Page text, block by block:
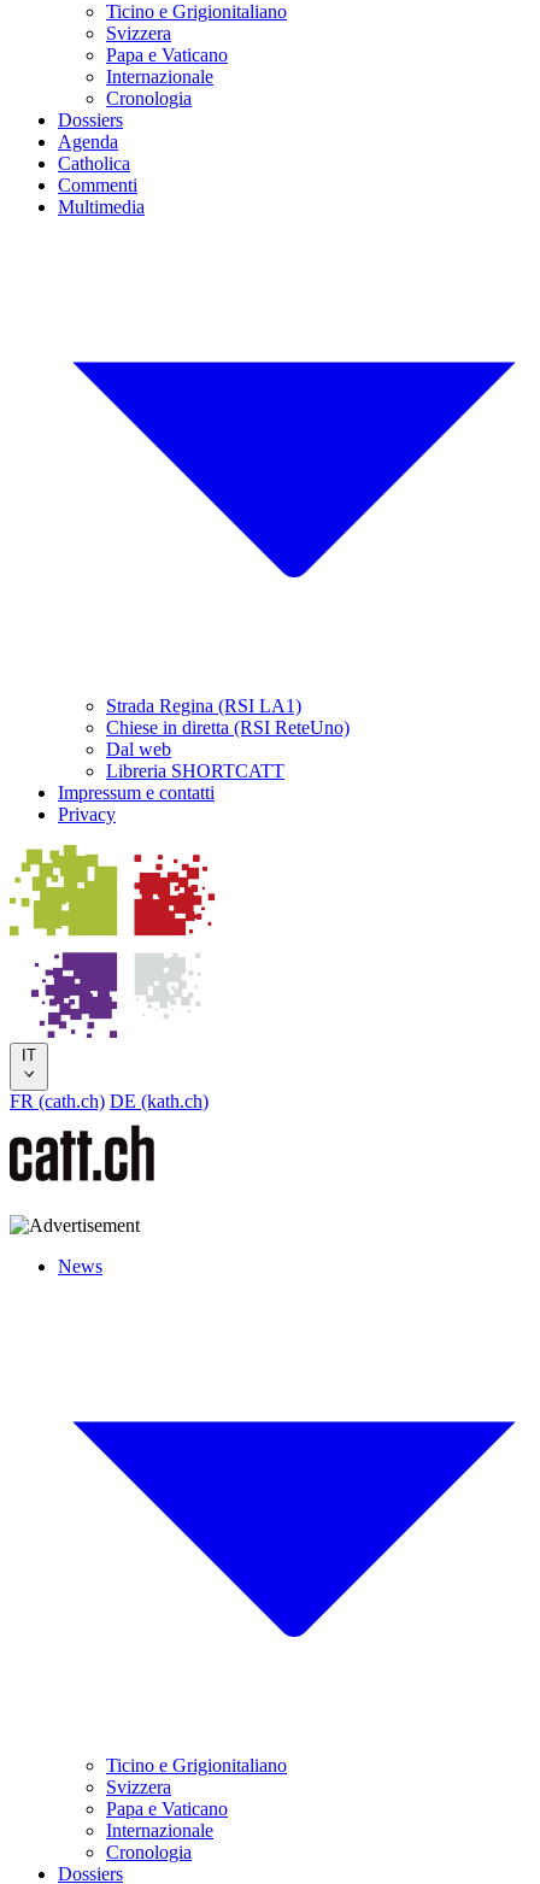
Ticino e Grigionitaliano
Svizzera
Papa e Vaticano
Internazionale
Cronologia
Dossiers
Agenda
Catholica
Commenti
Multimedia
Strada Regina (RSI LA1)
Chiese in diretta (RSI ReteUno)
Dal web
Libreria SHORTCATT
Impressum e contatti
Privacy
IT
FR (cath.ch) DE (kath.ch)
News
Ticino e Grigionitaliano
Svizzera
Papa e Vaticano
Internazionale
Cronologia
Dossiers